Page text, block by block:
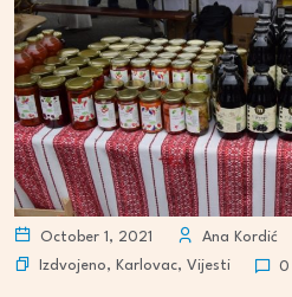
October 1, 2021
Ana Kordić
Izdvojeno, Karlovac, Vijesti 0